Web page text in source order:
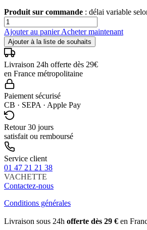
Produit sur commande : délai variable
Ajouter au panierAcheter maintenant
Ajouter à la liste de souhaits
Livraison 24h offerte dès 29€
en France métropolitaine
Paiement sécurisé
CB · SEPA · Apple Pay
Retour 30 jours
satisfait ou remboursé
Service client
01 47 21 21 38
VACHETTE
Contactez-nous
Conditions générales
Livraison sous 24h offerte dès 29 € en